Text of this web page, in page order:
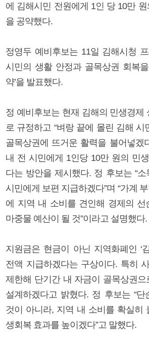
에 김해시민 전원에게 1인 당 10만
을 공약했다.
정영두 예비후보는 11일 김해시청
시민의 생활 안정과 골목상권 회복
약’을 발표했다.
정 예비후보는 현재 김해의 민생경제
로 규정하고 “벼랑 끝에 몰린 김해 시
골목상권에 뜨거운 활력을 불어넣겠
내 전 시민에게 1인당 10만 원의 민
다는 방안을 제시했다. 정 후보는 “
시민에게 보편 지급하겠다”며 “가계
에 지역 내 소비를 견인해 경제의 선
마중물 예산이 될 것”이라고 설명했다.
지원금은 현금이 아닌 지역화폐인 ‘
전액 지급하겠다는 구상이다. 특히
제한해 단기간 내 자금이 골목상권
설계하겠다고 밝혔다. 정 후보는 “
것이 아니라, 지역 내 소비를 확실히
생회복 효과를 높이겠다”고 말했다.